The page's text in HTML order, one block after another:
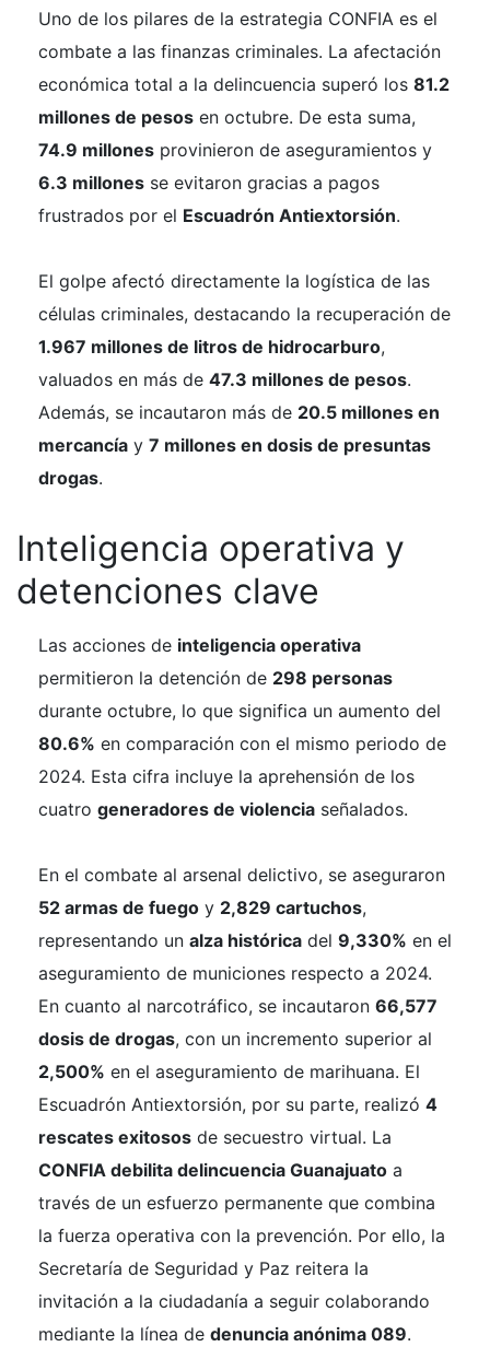
Uno de los pilares de la estrategia CONFIA es el
combate a las finanzas criminales. La afectación
económica total a la delincuencia superó los 81.2
millones de pesos en octubre. De esta suma,
74.9 millones provinieron de aseguramientos y
6.3 millones se evitaron gracias a pagos
frustrados por el Escuadrón Antiextorsión.
El golpe afectó directamente la logística de las
células criminales, destacando la recuperación de
1.967 millones de litros de hidrocarburo,
valuados en más de 47.3 millones de pesos.
Además, se incautaron más de 20.5 millones en
mercancía y 7 millones en dosis de presuntas
drogas.
Inteligencia operativa y
detenciones clave
Las acciones de inteligencia operativa
permitieron la detención de 298 personas
durante octubre, lo que significa un aumento del
80.6% en comparación con el mismo periodo de
2024. Esta cifra incluye la aprehensión de los
cuatro generadores de violencia señalados.
En el combate al arsenal delictivo, se aseguraron
52 armas de fuego y 2,829 cartuchos,
representando un alza histórica del 9,330% en el
aseguramiento de municiones respecto a 2024.
En cuanto al narcotráfico, se incautaron 66,577
dosis de drogas, con un incremento superior al
2,500% en el aseguramiento de marihuana. El
Escuadrón Antiextorsión, por su parte, realizó 4
rescates exitosos de secuestro virtual. La
CONFIA debilita delincuencia Guanajuato a
través de un esfuerzo permanente que combina
la fuerza operativa con la prevención. Por ello, la
Secretaría de Seguridad y Paz reitera la
invitación a la ciudadanía a seguir colaborando
mediante la línea de denuncia anónima 089.